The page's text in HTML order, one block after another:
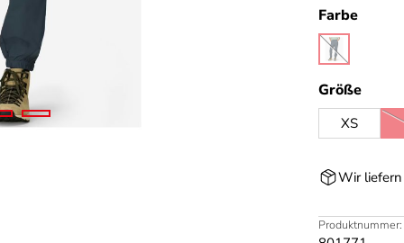
Farbe
thunderhead
(Diese
Größe
XS
Wir
Produktnummer: